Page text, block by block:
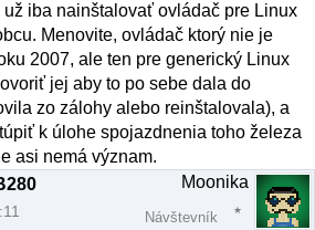
už iba nainštalovať ovládač pre Linux
Menovite, ovládač ktorý nie je
2007, ale ten pre generický Linux
jej aby to po sebe dala do
zo zálohy alebo reinštalovala), a
k úlohe spojazdnenia toho železa
asi nemá význam.
Moonika
Návštevník